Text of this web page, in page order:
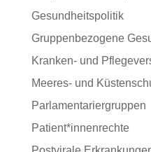
Gesundheitspolitik
Gruppenbezogene
Kranken- und
Meeres- und
Parlamentariergruppen
Patient*innenrechte